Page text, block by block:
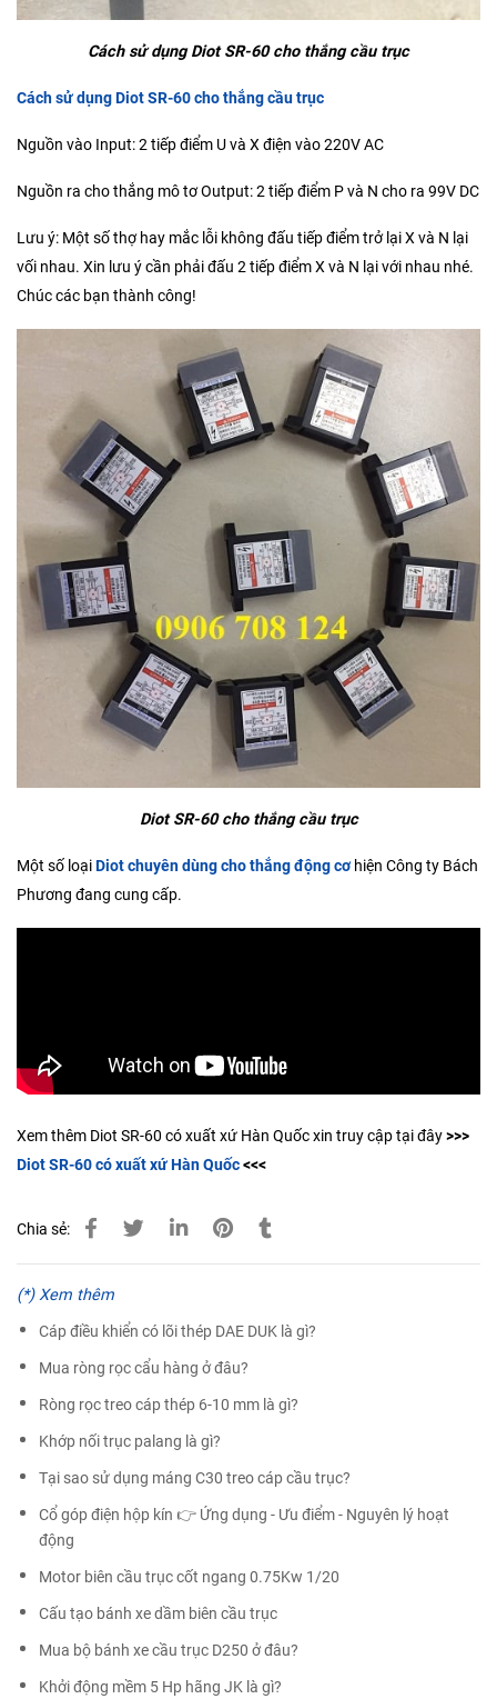
Cách sử dụng Diot SR-60 cho thắng cầu trục
Cách sử dụng Diot SR-60 cho thắng cầu trục
Nguồn vào Input: 2 tiếp điểm U và X điện vào 220V AC
Nguồn ra cho thắng mô tơ Output: 2 tiếp điểm P và N cho ra 99V DC
Lưu ý: Một số thợ hay mắc lỗi không đấu tiếp điểm trở lại X và N lại
vối nhau. Xin lưu ý cần phải đấu 2 tiếp điểm X và N lại với nhau nhé.
Chúc các bạn thành công!
Diot SR-60 cho thắng cầu trục
Một số loạiDiot chuyên dùng cho thắng động cơhiện Công ty Bách
Phương đang cung cấp.
Xem thêm Diot SR-60 có xuất xứ Hàn Quốc xin truy cập tại đây>>>
Diot SR-60 có xuất xứ Hàn Quốc<<<
Chia sẻ:
(*) Xem thêm
Cáp điều khiển có lõi thép DAE DUK là gì?
Mua ròng rọc cẩu hàng ở đâu?
Ròng rọc treo cáp thép 6-10 mm là gì?
Khớp nối trục palang là gì?
Tại sao sử dụng máng C30 treo cáp cầu trục?
Cổ góp điện hộp kín 👉 Ứng dụng - Ưu điểm - Nguyên lý hoạt
động
Motor biên cầu trục cốt ngang 0.75Kw 1/20
Cấu tạo bánh xe dầm biên cầu trục
Mua bộ bánh xe cầu trục D250 ở đâu?
Khởi động mềm 5 Hp hãng JK là gì?